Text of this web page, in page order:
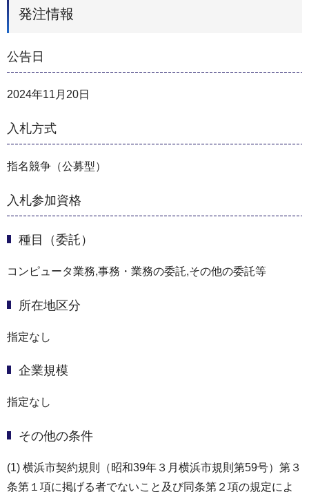
発注情報
公告日
2024年11月20日
入札方式
指名競争（公募型）
入札参加資格
種目（委託）
コンピュータ業務,事務・業務の委託,その他の委託等
所在地区分
指定なし
企業規模
指定なし
その他の条件
(1) 横浜市契約規則（昭和39年３月横浜市規則第59号）第３
条第１項に掲げる者でないこと及び同条第２項の規定によ